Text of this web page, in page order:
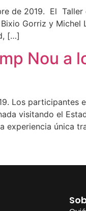
de 2019. El Taller
Gorriz y
[…]
Nou a
Los participantes
visitando el
experiencia única